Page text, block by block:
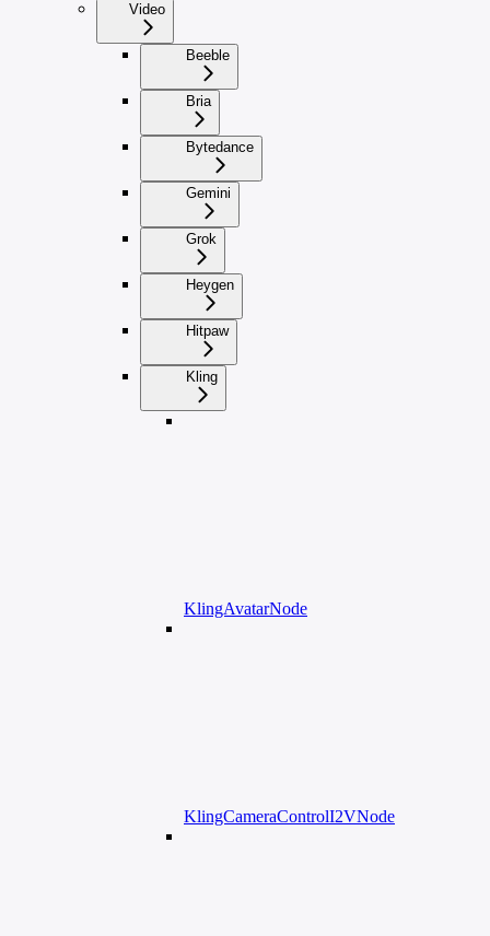
Video
Beeble
Bria
Bytedance
Gemini
Grok
Heygen
Hitpaw
Kling
KlingAvatarNode
KlingCameraControlI2VNode